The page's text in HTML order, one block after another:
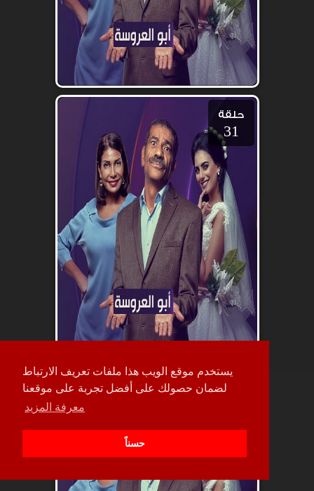
يستخدم موقع الويب هذا ملفات تعريف الارتباط
لضمان حصولك على أفضل تجربة على موقعنا
معرفة المزيد
حسناً
حلقة
31
حلقة
30